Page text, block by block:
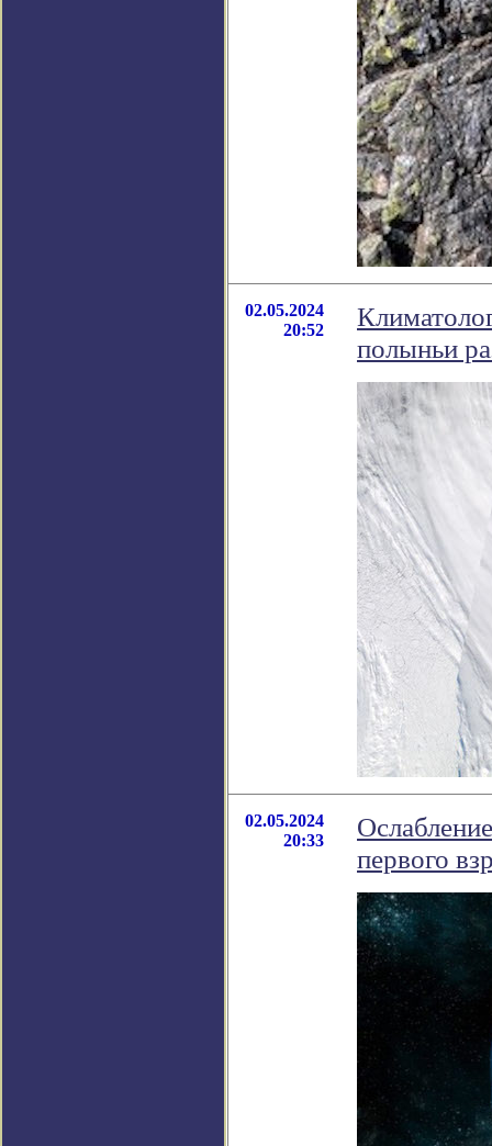
02.05.2024
20:52
полыньи
02.05.2024
20:33
первого